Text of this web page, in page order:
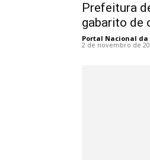
Prefeitura
gabarito de
Portal Nacional da
2 de novembro de